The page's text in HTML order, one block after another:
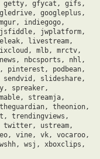
getty, gfycat, gifs,
googleplus,
indiegogo,
jwplatform,
livestream,
mlb, mrctv,
nbcsports, nhl,
pinterest, podbean,
slideshare,
spreaker,
streamja,
theonion,
trendingviews,
twitter, ustream,
vine, vk, vocaroo,
wsj, xboxclips,